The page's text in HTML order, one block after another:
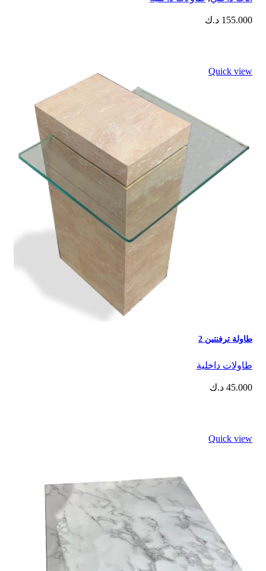
155.000 د.ك
Quick view
طاولة ترفنتين 2
⁠طاولات داخلية
45.000 د.ك
Quick view